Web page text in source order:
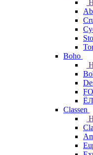
Boho
Classen